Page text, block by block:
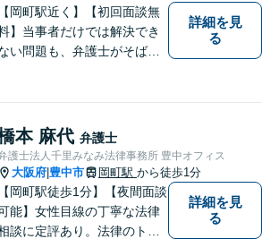
めています。
【岡町駅近く】【初回面談無
】当事者だけでは解決でき
い問題も、弁護士がそばに
通事故／企業法務など、幅
広く対応可能。【夜間／休日
対応可能】まずはお気軽にご
連絡ください。
詳細を見
る
本 麻代 弁護士
護士法人千里みなみ法律事務所 豊中オフィス
大阪府 豊中市 岡町駅 から徒歩1分
【岡町駅徒歩1分】【夜間面談
能】女性目線の丁寧な法律
談に定評あり。法律のトラ
詳細を見
る